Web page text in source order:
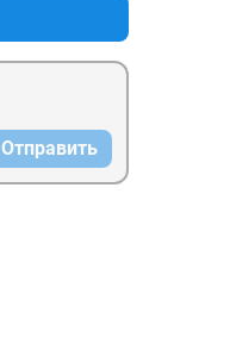
Отправить